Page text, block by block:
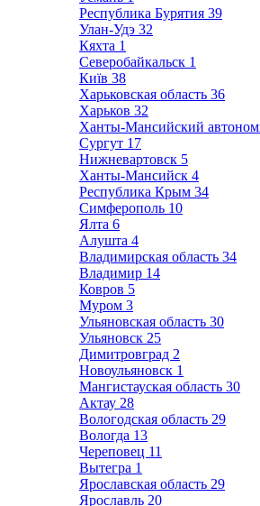
Республика Бурятия 39
Улан-Удэ 32
Кяхта 1
Северобайкальск 1
Київ 38
Харьковская область 36
Харьков 32
Ханты-Мансийский
Сургут 17
Нижневартовск 5
Ханты-Мансийск 4
Республика Крым 34
Симферополь 10
Ялта 6
Алушта 4
Владимирская область 34
Владимир 14
Ковров 5
Муром 3
Ульяновская область 30
Ульяновск 25
Димитровград 2
Новоульяновск 1
Мангистауская область 30
Актау 28
Вологодская область 29
Вологда 13
Череповец 11
Вытегра 1
Ярославская область 29
Ярославль 20